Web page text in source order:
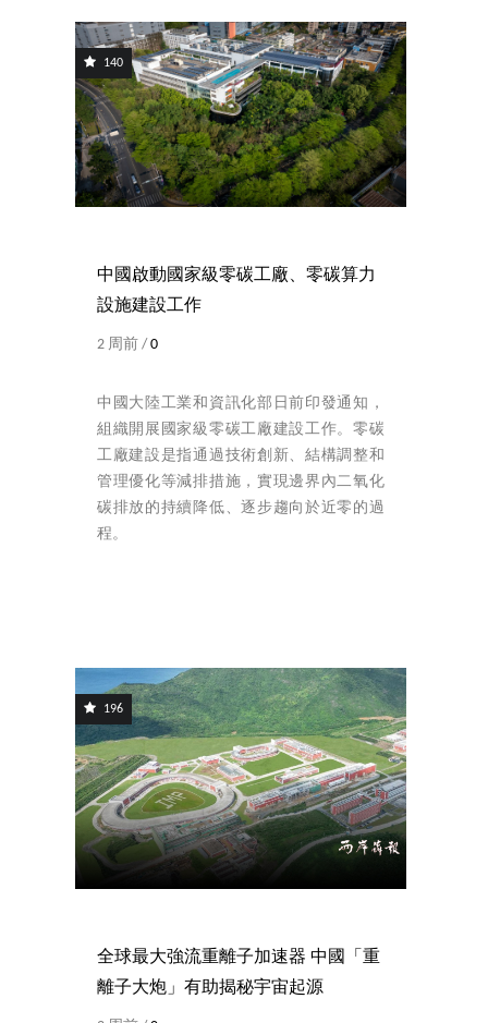
140
中國啟動國家級零碳工廠、零碳算力
設施建設工作
2 周前 / 0
中國大陸工業和資訊化部日前印發通知，
組織開展國家級零碳工廠建設工作。零碳
工廠建設是指通過技術創新、結構調整和
管理優化等減排措施，實現邊界內二氧化
碳排放的持續降低、逐步趨向於近零的過
程。
196
全球最大強流重離子加速器 中國「重
離子大炮」有助揭秘宇宙起源